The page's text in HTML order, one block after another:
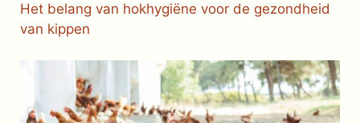
Het belang van hokhygiëne voor de gezondheid
van kippen